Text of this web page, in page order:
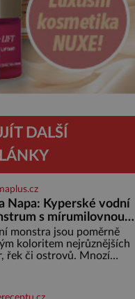
DALŠÍ
Napa: Kyperské vodní
s mírumilovnou
monstra jsou poměrně
koloritem nejrůznějších
řek či ostrovů. Mnozí
k němu pozornost